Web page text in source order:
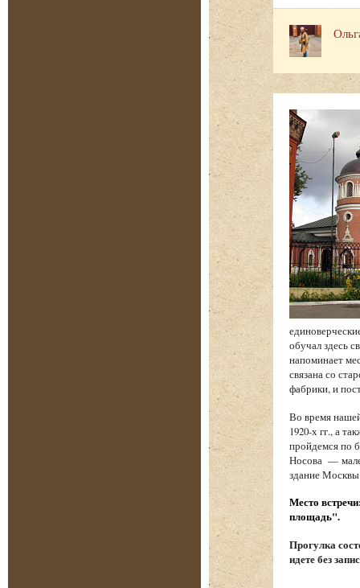
обучал здесь
напоминает
связана со
фабрики, и
Во время
1920-х гг., а
пройдемся по
Носова —
здание
Место
площадь".
Прогулка
идете без